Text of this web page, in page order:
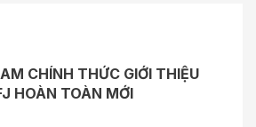
CHÍNH THỨC GIỚI THIỆU
HOÀN TOÀN MỚI